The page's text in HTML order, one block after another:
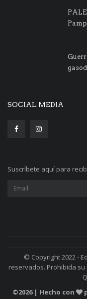
SOCIAL MEDIA
Suscríbete aquí para
© Copyright 2022 -
reservados. Prohibida
©2026 | Hecho con